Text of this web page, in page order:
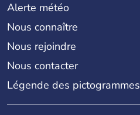
Alerte météo
Nous connaître
Nous rejoindre
Nous contacter
Légende des pictogrammes